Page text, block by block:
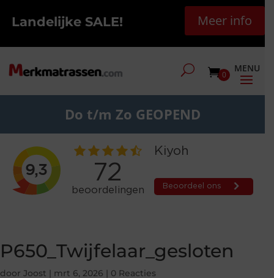
Landelijke SALE! Meer info
0
Do t/m Zo GEOPEND
P650_Twijfelaar_gesloten
door Joost | mrt 6, 2026 | 0 Reacties